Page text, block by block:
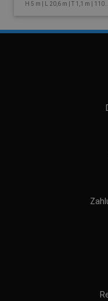
H 5 m | L 20,6 m | T 1,1 m | 110...